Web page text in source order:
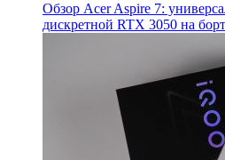
Обзор Acer Aspire 7:
дискретной RTX 3050 на